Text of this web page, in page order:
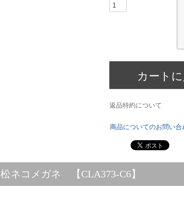
カート
返品特約について
商品についてのお問い合
松ネコメガネ 【CLA373-C6】